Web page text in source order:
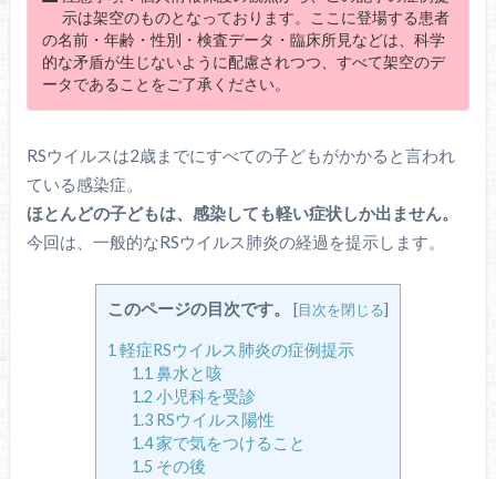
示は架空のものとなっております。ここに登場する患者
の名前・年齢・性別・検査データ・臨床所見などは、科学
的な矛盾が生じないように配慮されつつ、すべて架空のデ
ータであることをご了承ください。
RSウイルスは2歳までにすべての子どもがかかると言われ
ている感染症。
ほとんどの子どもは、感染しても軽い症状しか出ません。
今回は、一般的なRSウイルス肺炎の経過を提示します。
このページの目次です。 [目次を閉じる]
1 軽症RSウイルス肺炎の症例提示
1.1 鼻水と咳
1.2 小児科を受診
1.3RSウイルス陽性
1.4家で気をつけること
1.5 その後